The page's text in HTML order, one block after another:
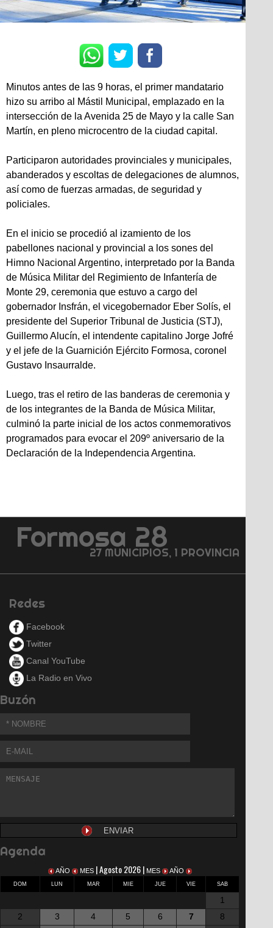
Minutos antes de las 9 horas, el primer mandatario
hizo su arribo al Mástil Municipal, emplazado en la
intersección de la Avenida 25 de Mayo y la calle San
Martín, en pleno microcentro de la ciudad capital.
Participaron autoridades provinciales y municipales,
abanderados y escoltas de delegaciones de alumnos,
así como de fuerzas armadas, de seguridad y
policiales.
En el inicio se procedió al izamiento de los
pabellones nacional y provincial a los sones del
Himno Nacional Argentino, interpretado por la Banda
de Música Militar del Regimiento de Infantería de
Monte 29, ceremonia que estuvo a cargo del
gobernador Insfrán, el vicegobernador Eber Solís, el
presidente del Superior Tribunal de Justicia (STJ),
Guillermo Alucín, el intendente capitalino Jorge Jofré
y el jefe de la Guarnición Ejército Formosa, coronel
Gustavo Insaurralde.
Luego, tras el retiro de las banderas de ceremonia y
de los integrantes de la Banda de Música Militar,
culminó la parte inicial de los actos conmemorativos
programados para evocar el 209º aniversario de la
Declaración de la Independencia Argentina.
Formosa 28
27 MUNICIPIOS, 1 PROVINCIA
Redes
Facebook
Twitter
Canal YouTube
La Radio en Vivo
Buzón
Agenda
AÑO MES | Agosto 2026 | MES AÑO
DOM LUN MAR MIE JUE VIE SAB
1
2
3 4 5 6 7 8